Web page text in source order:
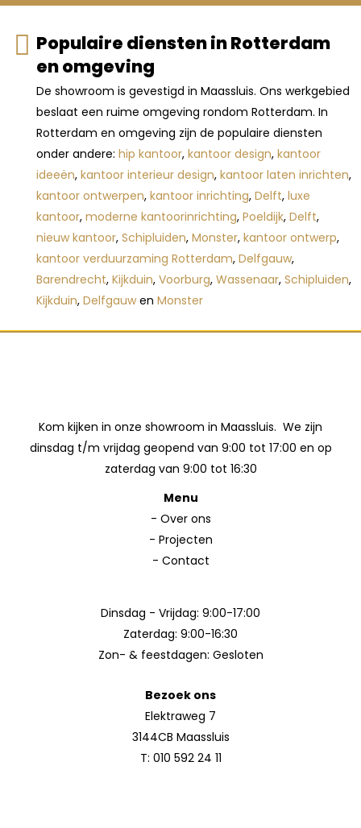
Populaire diensten in Rotterdam
en omgeving
De showroom is gevestigd in Maassluis. Ons werkgebied
beslaat een ruime omgeving rondom Rotterdam. In
Rotterdam en omgeving zijn de populaire diensten
onder andere: hip kantoor, kantoor design, kantoor
ideeën, kantoor interieur design, kantoor laten inrichten,
kantoor ontwerpen, kantoor inrichting, Delft, luxe
kantoor, moderne kantoorinrichting, Poeldijk, Delft,
nieuw kantoor, Schipluiden, Monster, kantoor ontwerp,
kantoor verduurzaming Rotterdam, Delfgauw,
Barendrecht, Kijkduin, Voorburg, Wassenaar, Schipluiden,
Kijkduin, Delfgauwen Monster
Kom kijken in onze showroom in Maassluis. We zijn
dinsdag t/m vrijdag geopend van 9:00 tot 17:00 en op
zaterdag van 9:00 tot 16:30
Menu
- Over ons
- Projecten
- Contact
Dinsdag - Vrijdag: 9:00-17:00
Zaterdag: 9:00-16:30
Zon- & feestdagen: Gesloten
Bezoek ons
Elektraweg 7
3144CB Maassluis
T: 010 592 24 11